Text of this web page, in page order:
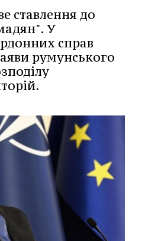
ставлення до
У
справ
румунського